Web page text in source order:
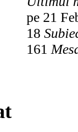
pe 21
18
161